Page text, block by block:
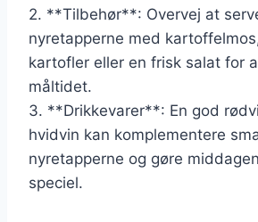
2. **Tilbehør**: Overvej at
nyretapperne med
kartofler eller en frisk salat for
måltidet.
3. **Drikkevarer**: En god
hvidvin kan komplementere
nyretapperne og gøre
speciel.